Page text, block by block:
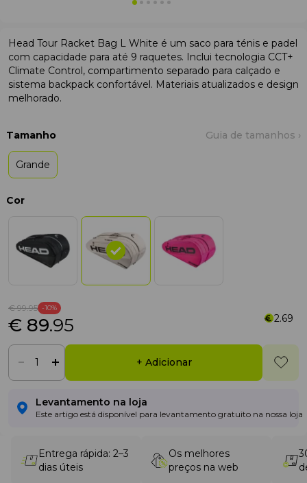
Head Tour Racket Bag L White é um saco para ténis e padel
com capacidade para até 9 raquetes. Inclui tecnologia CCT+
Climate Control, compartimento separado para calçado e
sistema backpack confortável. Materiais atualizados e design
melhorado.
Tamanho Guia de tamanhos ›
Grande
Cor
€ 99.95 -10%
€ 89.95 2.69
+ Adicionar
Levantamento na loja
Este artigo está disponível para levantamento gratuito na nossa loja
Entrega rápida: 2–3
dias úteis
Os melhores
preços na web